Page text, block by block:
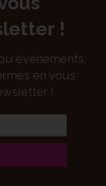
!
événements,
en vous
!